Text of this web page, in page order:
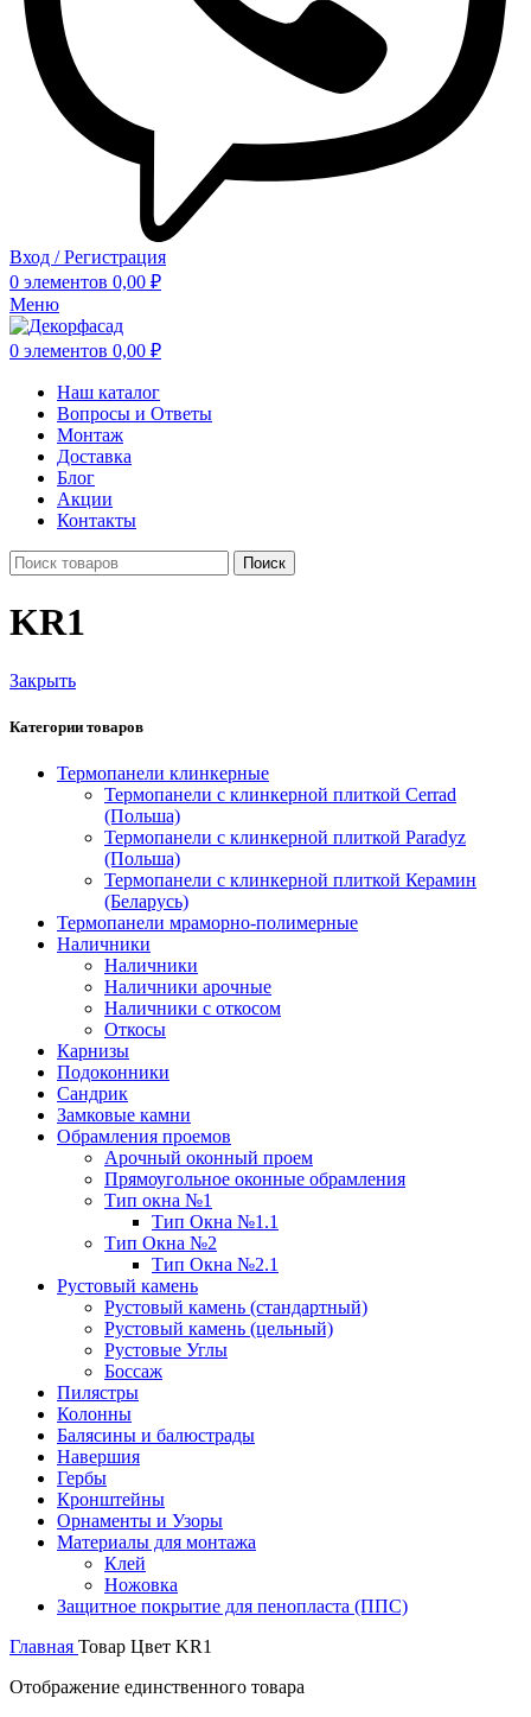
Вход / Регистрация
0 элементов 0,00 ₽
Меню
0 элементов 0,00 ₽
Наш каталог
Вопросы и Ответы
Монтаж
Доставка
Блог
Акции
Контакты
Поиск
KR1
Закрыть
Категории товаров
Термопанели клинкерные
Термопанели c клинкерной плиткой Сerrad
(Польша)
Термопанели с клинкерной плиткой Paradyz
(Польша)
Термопанели с клинкерной плиткой Керамин
(Беларусь)
Термопанели мраморно-полимерные
Наличники
Наличники
Наличники арочные
Наличники с откосом
Откосы
Карнизы
Подоконники
Сандрик
Замковые камни
Обрамления проемов
Арочный оконный проем
Прямоугольное оконные обрамления
Тип окна №1
Тип Окна №1.1
Тип Окна №2
Тип Окна №2.1
Рустовый камень
Рустовый камень (стандартный)
Рустовый камень (цельный)
Рустовые Углы
Боссаж
Пилястры
Колонны
Балясины и балюстрады
Навершия
Гербы
Кронштейны
Орнаменты и Узоры
Материалы для монтажа
Клей
Ножовка
Защитное покрытие для пенопласта (ППС)
Главная Товар Цвет KR1
Отображение единственного товара